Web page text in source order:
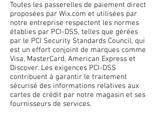
Toutes les passerelles de paiement direct
proposées par Wix.com et utilisées par
notre entreprise respectent les normes
établies par PCI-DSS, telles que gérées
par le PCI Security Standards Council, qui
est un effort conjoint de marques comme
Visa, MasterCard, American Express et
Discover. Les exigences PCI-DSS
contribuent à garantir le traitement
sécurisé des informations relatives aux
cartes de crédit par notre magasin et ses
fournisseurs de services.